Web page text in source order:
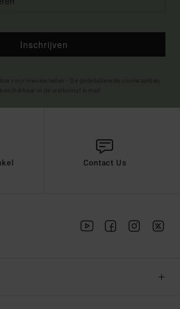
Inschrijven
Contact Us